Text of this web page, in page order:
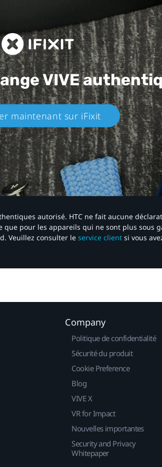
VIVE
maintenant sur iFixit​
autorisé. HTC ne fait aucune
pour les appareils qui ne sont plus sous
Veuillez consulter le service client si vous
Company
Politique de confidentialité
Sécurité du produit
Cookie Preference
Blog
VIVE X
VR for Impact
Nouvelles importantes
Security and Privacy
Whitepaper